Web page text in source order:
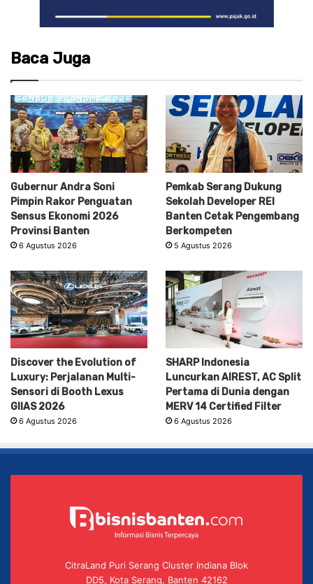
Baca Juga
Gubernur Andra Soni
Pimpin Rakor Penguatan
Sensus Ekonomi 2026
Provinsi Banten
6 Agustus 2026
Pemkab Serang Dukung
Sekolah Developer REI
Banten Cetak Pengembang
Berkompeten
5 Agustus 2026
Discover the Evolution of
Luxury: Perjalanan Multi-
Sensori di Booth Lexus
GIIAS 2026
6 Agustus 2026
SHARP Indonesia
Luncurkan AIREST, AC Split
Pertama di Dunia dengan
MERV 14 Certified Filter
6 Agustus 2026
CitraLand Puri Serang Cluster Indiana Blok
DD5, Kota Serang, Banten 42162